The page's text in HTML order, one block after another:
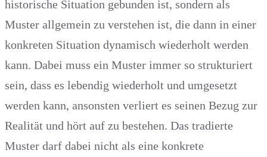
historische Situation gebunden ist, sondern als
Muster allgemein zu verstehen ist, die dann in einer
konkreten Situation dynamisch wiederholt werden
kann. Dabei muss ein Muster immer so strukturiert
sein, dass es lebendig wiederholt und umgesetzt
werden kann, ansonsten verliert es seinen Bezug zur
Realität und hört auf zu bestehen. Das tradierte
Muster darf dabei nicht als eine konkrete